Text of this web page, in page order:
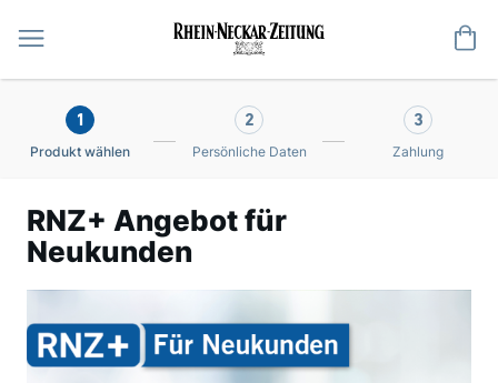
1
Produkt wählen
2
Persönliche Daten
3
Zahlung
RNZ+ Angebot für
Neukunden